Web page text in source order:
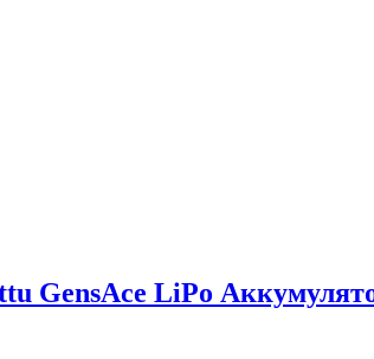
GensAce LiPo